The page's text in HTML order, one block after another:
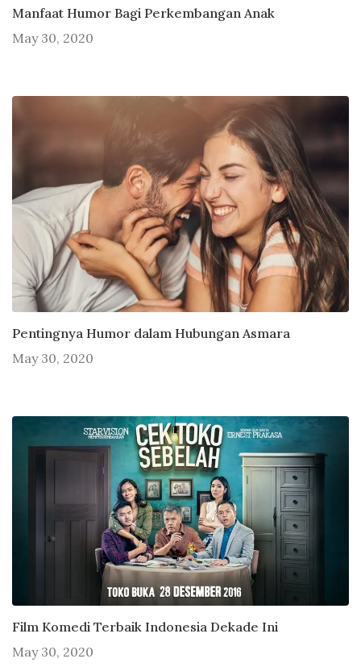
Manfaat Humor Bagi Perkembangan Anak
May 30, 2020
Pentingnya Humor dalam Hubungan Asmara
May 30, 2020
Film Komedi Terbaik Indonesia Dekade Ini
May 30, 2020